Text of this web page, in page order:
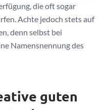
die oft sogar
Achte jedoch stets auf
denn selbst bei
Namensnennung des
guten